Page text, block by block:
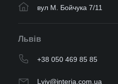
вул М. Бойчука 7/11
Львів
+38 050 469 85 85
Lviv@interia.com.ua